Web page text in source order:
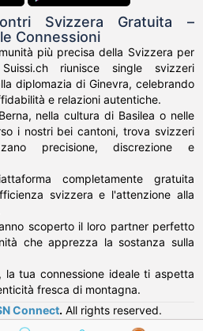
Svizzera Gratuita –
Connessioni
più precisa della Svizzera per
riunisce single svizzeri
diplomazia di Ginevra, celebrando
e relazioni autentiche.
nella cultura di Basilea o nelle
i nostri bei cantoni, trova svizzeri
precisione, discrezione e
completamente gratuita
svizzera e l'attenzione alla
scoperto il loro partner perfetto
che apprezza la sostanza sulla
la tua connessione ideale ti aspetta
fresca di montagna.
Connect. All rights reserved.